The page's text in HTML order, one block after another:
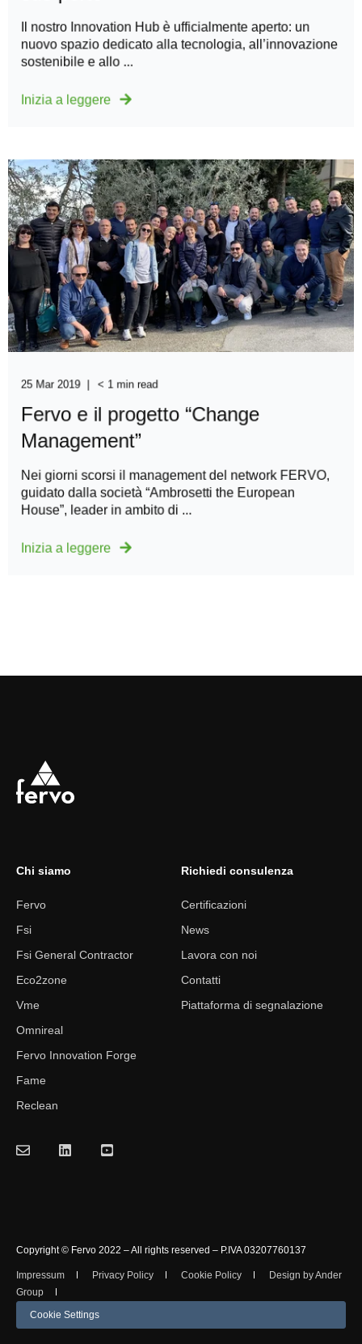
Il nostro Innovation Hub è ufficialmente aperto: un
nuovo spazio dedicato alla tecnologia, all’innovazione
sostenibile e allo ...
Inizia a leggere
25 Mar 2019 < 1 min read
Fervo e il progetto “Change
Management”
Nei giorni scorsi il management del network FERVO,
guidato dalla società “Ambrosetti the European
House”, leader in ambito di ...
Inizia a leggere
Chi siamo
Fervo
Fsi
Fsi General Contractor
Eco2zone
Vme
Omnireal
Fervo Innovation Forge
Fame
Reclean
Richiedi consulenza
Certificazioni
News
Lavora con noi
Contatti
Piattaforma di segnalazione
Copyright © Fervo 2022 – All rights reserved – P.IVA 03207760137
Impressum Privacy Policy Cookie Policy
Design by Ander
Group
Cookie Settings